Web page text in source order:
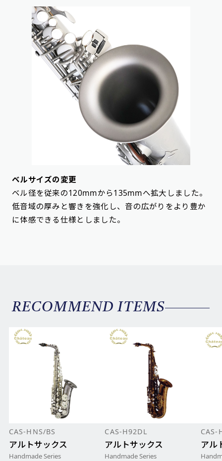
ベルサイズの変更
ベル径を従来の120mmから135mmへ拡大しました。
低音域の厚みと響きを強化し、音の広がりをより豊か
に体感できる仕様としました。
RECOMMEND ITEMS
CAS-HNS/BS
アルトサックス
Handmade Series
CAS-H92DL
アルトサックス
Handmade Series
CAS-
アル